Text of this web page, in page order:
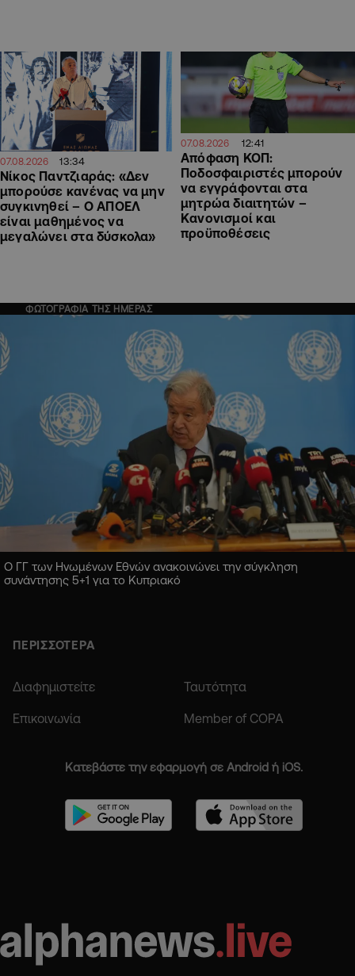
07.08.2026 13:34
Νίκος Παντζιαράς: «Δεν
μπορούσε κανένας να μην
συγκινηθεί – Ο ΑΠΟΕΛ
είναι μαθημένος να
μεγαλώνει στα δύσκολα»
07.08.2026 12:41
Απόφαση ΚΟΠ:
Ποδοσφαιριστές μπορούν
να εγγράφονται στα
μητρώα διαιτητών –
Κανονισμοί και
προϋποθέσεις
ΦΩΤΟΓΡΑΦΙΑ ΤΗΣ ΗΜΕΡΑΣ
Ο ΓΓ των Ηνωμένων Εθνών ανακοινώνει την σύγκληση
συνάντησης 5+1 για το Κυπριακό
ΠΕΡΙΣΣΟΤΕΡΑ
Διαφημιστείτε Ταυτότητα
Επικοινωνία Member of COPA
Κατεβάστε την εφαρμογή σε Android ή iOS.